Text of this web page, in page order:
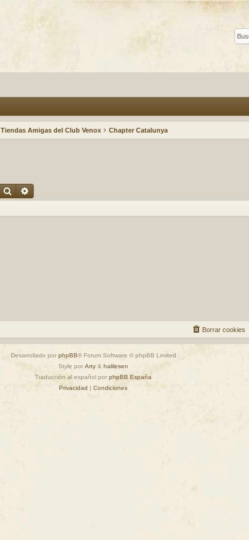
Tiendas Amigas del Club Venox Chapter Catalunya
Buscar
Borrar cookies
Desarrollado por phpBB® Forum Software © phpBB Limited
Style por Arty & halilesen
Traducción al español por phpBB España
Privacidad | Condiciones